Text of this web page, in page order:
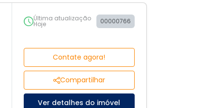
Última atualização
Hoje 00000766
Contate agora!
Compartilhar
Ver detalhes do imóvel